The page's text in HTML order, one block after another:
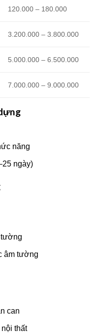
120.000 – 180.000
3.200.000 – 3.800.000
5.000.000 – 6.500.000
7.000.000 – 9.000.000
năng
ngày)
âm tường
can
thất